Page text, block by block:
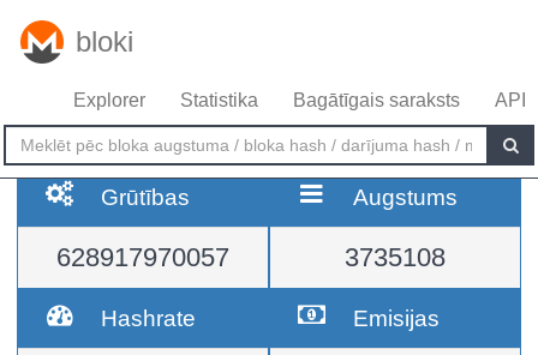
bloki
Explorer Statistika Bagātīgais saraksts API
Grūtības
628917970057
Augstums
3735108
Hashrate Emisijas